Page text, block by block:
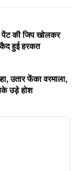
की जिप खोलकर
कैद हुई हरकत
उतार फेंका वरमाला,
उड़े होश